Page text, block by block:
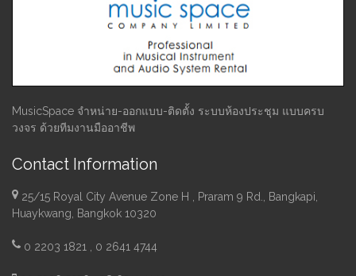
MusicSpace จำหน่าย-ออกแบบ-ติดตั้ง ระบบห้องประชุม แบบครบ
วงจร ด้วยทีมงานมืออาชีพ
Contact Information
25/15 Royal City Avenue Zone H , Praram 9 Rd., Bangkapi,
Huaykwang, Bangkok 10320
0 2203 1821 , 0 2641 4744